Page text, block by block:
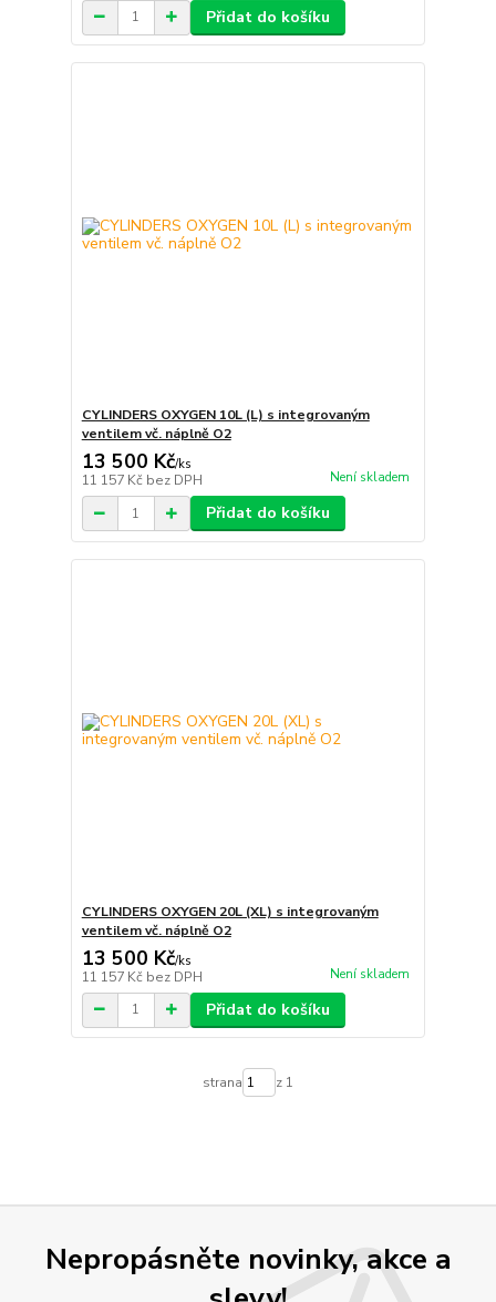
Přidat do košíku
CYLINDERS OXYGEN 10L (L) s integrovaným
ventilem vč. náplně O2
13 500 Kč/ks
11 157 Kč bez DPH Není skladem
Přidat do košíku
CYLINDERS OXYGEN 20L (XL) s integrovaným
ventilem vč. náplně O2
13 500 Kč/ks
11 157 Kč bez DPH Není skladem
Přidat do košíku
strana z 1
Nepropásněte novinky, akce a